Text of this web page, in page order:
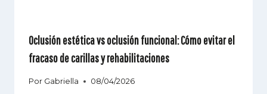
Oclusión estética vs oclusión funcional: Cómo evitar el
fracaso de carillas y rehabilitaciones
Por Gabriella 08/04/2026